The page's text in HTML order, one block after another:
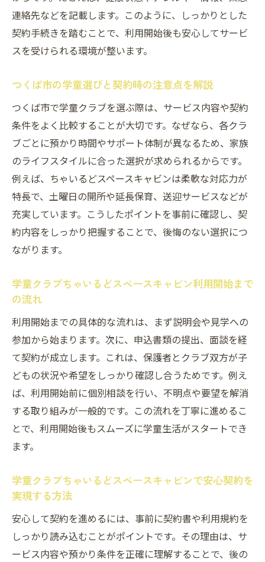
の魅力
学童クラブちゃいるどスペースキャビンの
口コミで知る評判
つくば市で民間学童を選ぶ際のメリットと
学童クラブちゃいるどスペースキャビンの
独自サポート内容
スムーズな契約を叶える学童クラブちゃい
るどスペースキャビン
利用開始まで安心のポイントを学童クラブちゃ
いるどスペースキャビンで知る
学童クラブちゃいるどスペースキャビンで
安心利用の秘訣を押さえる
スペースキャビンの仕組み
用前後のサポート体制
口コミで高評価の学童クラブちゃいるどス
ペースキャビンの安心感
つくば市の学童選びで重視すべきポイント
を解説
学童クラブちゃいるどスペースキャビン利
用者の体験談に学ぶ
ペースキャビンが選ばれる理由
つくば市で学童クラブちゃいるどスペース
キャビンが注目される背景
学童クラブちゃいるどスペースキャビンと
他クラブの違いとは
連絡先などを記載します。このように、しっかりとした
契約手続きを踏むことで、利用開始後も安心してサービ
スを受けられる環境が整います。
つくば市の学童選びと契約時の注意点を解説
つくば市で学童クラブを選ぶ際は、サービス内容や契約
条件をよく比較することが大切です。なぜなら、各クラ
ブごとに預かり時間やサポート体制が異なるため、家族
のライフスタイルに合った選択が求められるからです。
例えば、ちゃいるどスペースキャビンは柔軟な対応力が
特長で、土曜日の開所や延長保育、送迎サービスなどが
充実しています。こうしたポイントを事前に確認し、契
約内容をしっかり把握することで、後悔のない選択につ
ながります。
学童クラブちゃいるどスペースキャビン利用開始まで
の流れ
利用開始までの具体的な流れは、まず説明会や見学への
参加から始まります。次に、申込書類の提出、面談を経
て契約が成立します。これは、保護者とクラブ双方が子
どもの状況や希望をしっかり確認し合うためです。例え
ば、利用開始前に個別相談を行い、不明点や要望を解消
する取り組みが一般的です。この流れを丁寧に進めるこ
とで、利用開始後もスムーズに学童生活がスタートでき
ます。
学童クラブちゃいるどスペースキャビンで安心契約を
実現する方法
安心して契約を進めるには、事前に契約書や利用規約を
しっかり読み込むことがポイントです。その理由は、サ
ービス内容や預かり条件を正確に理解することで、後の